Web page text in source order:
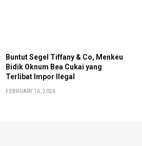
Buntut Segel Tiffany & Co, Menkeu
Bidik Oknum Bea Cukai yang
Terlibat Impor Ilegal
FEBRUARY 16, 2026